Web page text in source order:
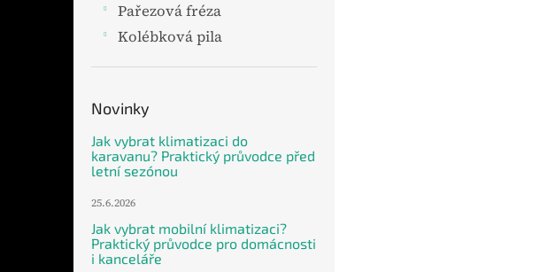
Pařezová fréza
Kolébková pila
Novinky
Jak vybrat klimatizaci do
karavanu? Praktický průvodce před
letní sezónou
25.6.2026
Jak vybrat mobilní klimatizaci?
Praktický průvodce pro domácnosti
i kanceláře